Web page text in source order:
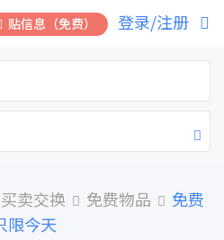
贴信息（免费） 登录/注册
卖交换 免费物品
免费
限今天